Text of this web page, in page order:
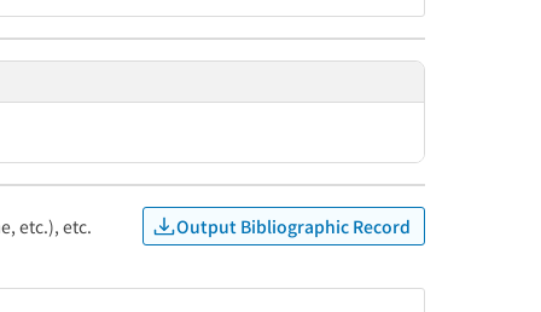
etc.), etc. Output Bibliographic Record